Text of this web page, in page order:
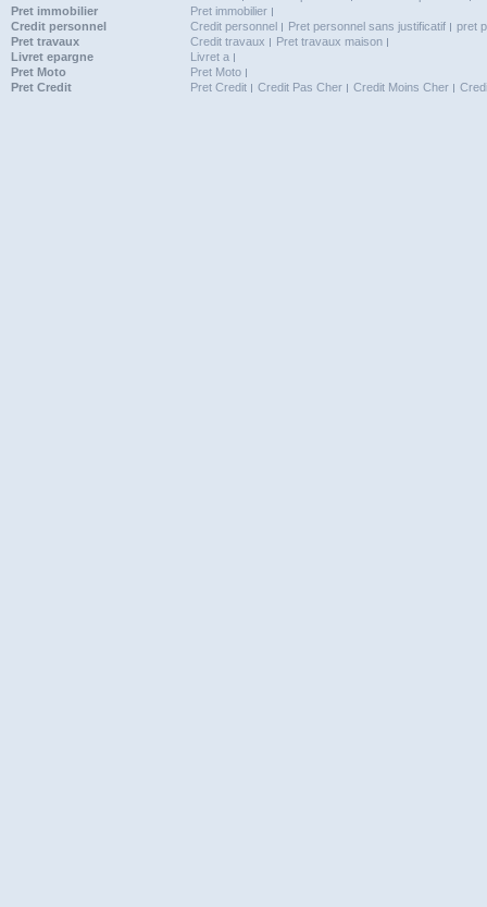
Pret immobilier
Pret immobilier
Credit personnel
Credit personnel Pret personnel sans justificatif
pret
Pret travaux
Credit travaux
Pret travaux maison
Livret epargne
Livret a
Pret Moto
Pret Moto
Pret Credit
Pret Credit Credit Pas Cher Credit Moins Cher